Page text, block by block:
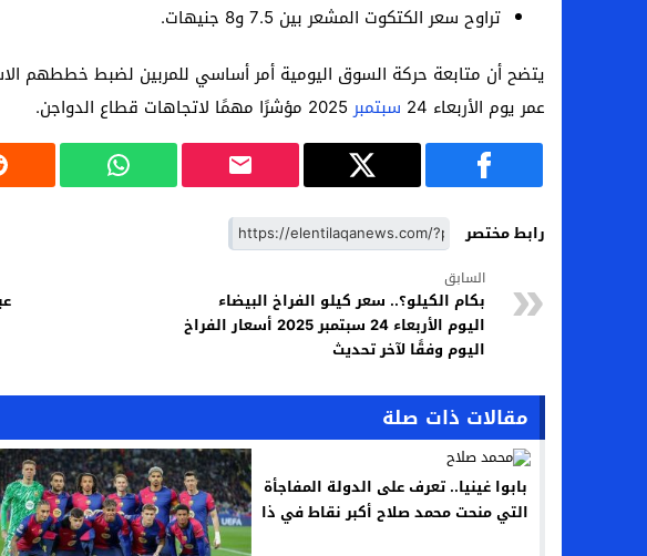
تراوح سعر الكتكوت المشعر بين 7.5 و8 جنيهات.
يتضح أن متابعة حركة السوق اليومية أمر أساسي للمربين لضبط خططهم
عمر يوم الأربعاء 24
سبتمبر2025 مؤشرًا مهمًا لاتجاهات قطاع الدواجن.
رابط مختصر
السابق
بكام الكيلو؟.. سعر كيلو الفراخ البيضاء
اليوم الأربعاء 24 سبتمبر 2025 أسعار الفراخ
اليوم وفقًا لآخر تحديث
مقالات ذات صلة
بابوا غينيا.. تعرف على الدولة المفاجأة
التي منحت محمد صلاح أكبر نقاط في ذا